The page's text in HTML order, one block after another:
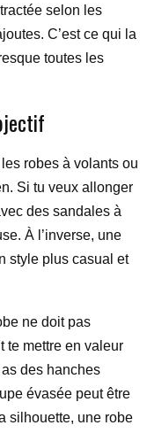
selon les
C’est ce qui la
toutes les
robes à volants ou
Si tu veux allonger
des sandales à
À l’inverse, une
style plus casual et
ne doit pas
te mettre en valeur
des hanches
évasée peut être
silhouette, une robe